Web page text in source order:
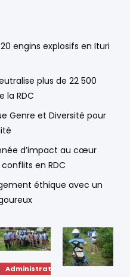
engins explosifs en Ituri
plus de 22 500
la RDC
Genre et Diversité pour
d’impact au cœur
en RDC
éthique avec un
Administration